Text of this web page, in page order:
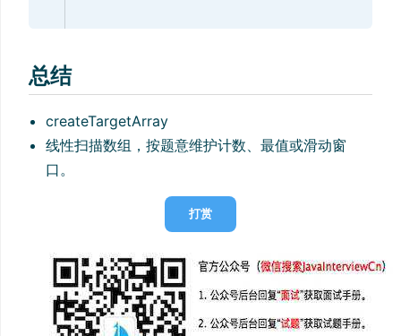
总结
createTargetArray
线性扫描数组，按题意维护计数、最值或滑动窗
口。
打赏